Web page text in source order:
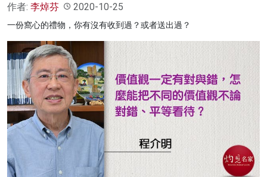
作者: 李焯芬 2020-10-25
一份窩心的禮物，你有沒有收到過？或者送出過？